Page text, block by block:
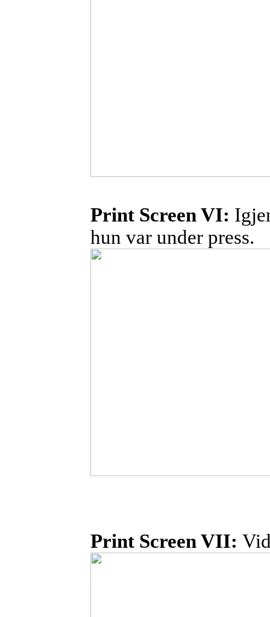
PrintScreen VI:
hun var under press.
PrintScreen VII: